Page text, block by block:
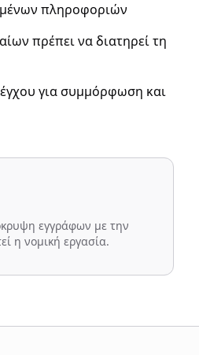
πληροφοριών
πρέπει να διατηρεί τη
για συμμόρφωση και
εγγράφων με την
η νομική εργασία.